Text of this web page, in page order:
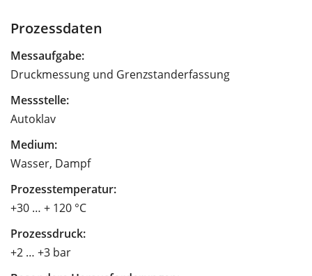
Prozessdaten
Messaufgabe:
Druckmessung und Grenzstanderfassung
Messstelle:
Autoklav
Medium:
Wasser, Dampf
Prozesstemperatur:
+30 … + 120 °C
Prozessdruck:
+2 … +3 bar